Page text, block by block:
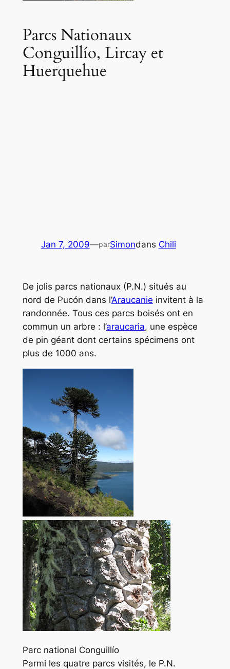
Parcs Nationaux
Conguillío, Lircay et
Huerquehue
Jan 7, 2009—parSimondans Chili
De jolis parcs nationaux (P.N.) situés au
nord de Pucón dans l’Araucanie invitent à la
randonnée. Tous ces parcs boisés ont en
commun un arbre : l’araucaria, une espèce
de pin géant dont certains spécimens ont
plus de 1000 ans.
Parc national Conguillío
Parmi les quatre parcs visités, le P.N.